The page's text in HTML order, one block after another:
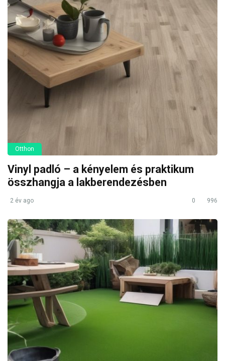
Otthon
Vinyl padló – a kényelem és praktikum
összhangja a lakberendezésben
2 év ago 0 996